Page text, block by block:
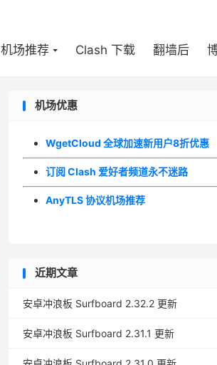
机场推荐 Clash 下载 翻墙后
机场优惠
WgetCloud 全球加速新用户8折优惠
订阅 Clash 爱好者频道永不迷路
AnyTLS 协议机场推荐
近期文章
安卓冲浪板 Surfboard 2.32.2 更新
安卓冲浪板 Surfboard 2.31.1 更新